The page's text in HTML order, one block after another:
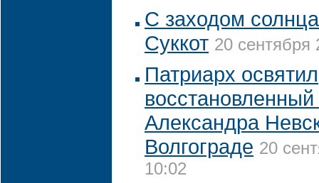
С заходом
Суккот 20 сентября
Патриарх освятил
Александра
Волгограде 20
10:02